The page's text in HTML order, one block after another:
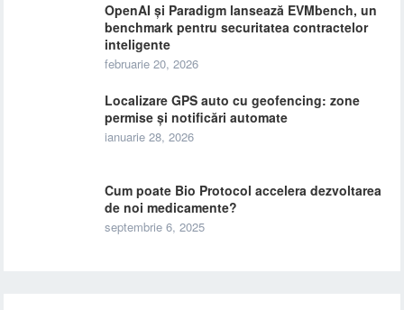
OpenAI și Paradigm lansează EVMbench, un
benchmark pentru securitatea contractelor
inteligente
februarie 20, 2026
Localizare GPS auto cu geofencing: zone
permise și notificări automate
ianuarie 28, 2026
Cum poate Bio Protocol accelera dezvoltarea
de noi medicamente?
septembrie 6, 2025